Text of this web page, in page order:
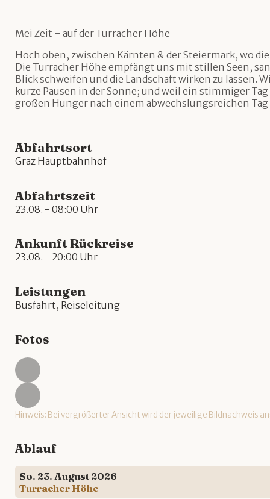
Mei Zeit – auf der Turracher Höhe
Hoch oben, zwischen Kärnten & der Steiermark, wo
Die Turracher Höhe empfängt uns mit stillen Seen,
Blick schweifen und die Landschaft wirken zu lassen.
kurze Pausen in der Sonne; und weil ein stimmiger
großen Hunger nach einem abwechslungsreichen
Abfahrtsort
Graz Hauptbahnhof
Abfahrtszeit
23.08. - 08:00 Uhr
Ankunft Rückreise
23.08. - 20:00 Uhr
Leistungen
Busfahrt, Reiseleitung
Fotos
Hinweis: Bei vergrößerter Ansicht wird der jeweilige Bildnachweis
Ablauf
So. 23. August 2026
Turracher Höhe